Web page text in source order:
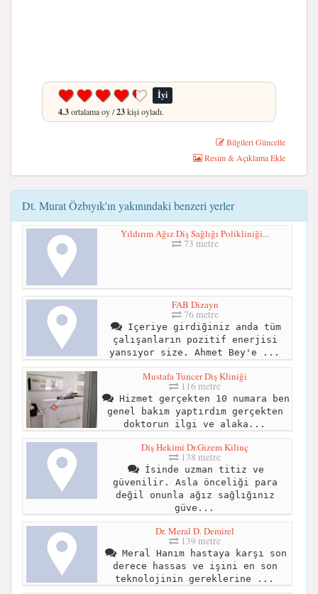
İyi
4.3ortalama oy /23kişi oyladı.
Bilgileri Güncelle
Resim & Açıklama Ekle
Dt. Murat Özbıyık'ın yakınındaki benzeri yerler
Yıldırım Ağız Diş Sağlığı Polikliniği...
73 metre
FAB Dizayn
76 metre
Içeriye girdiğiniz anda tüm
çalışanların pozitif enerjisi
yansıyor size. Ahmet Bey'e ...
Mustafa Tuncer Diş Kliniği
116 metre
Hizmet gerçekten 10 numara ben
genel bakım yaptırdım gerçekten
doktorun ilgi ve alaka...
Diş Hekimi Dr.Gizem Kilinç
138 metre
İsinde uzman titiz ve
güvenilir. Asla önceliği para
değil onunla ağız sağlığınız
güve...
Dr. Meral D. Demirel
139 metre
Meral Hanım hastaya karşı son
derece hassas ve işini en son
teknolojinin gereklerine ...